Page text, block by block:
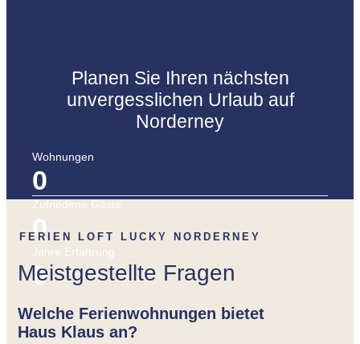
Planen Sie Ihren nächsten
unvergesslichen Urlaub auf
Norderney
Wohnungen
0
Zufriedene Gäste
0
Jahre Erfahrung
0
FERIEN LOFT LUCKY NORDERNEY
Meistgestellte Fragen
Welche Ferienwohnungen bietet
Haus Klaus an?